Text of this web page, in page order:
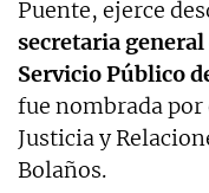
Puente, ejerce
secretaria
Servicio Público
fue nombrada
Justicia y
Bolaños.